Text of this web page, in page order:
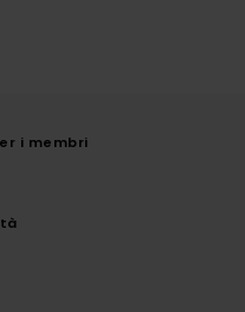
i membri